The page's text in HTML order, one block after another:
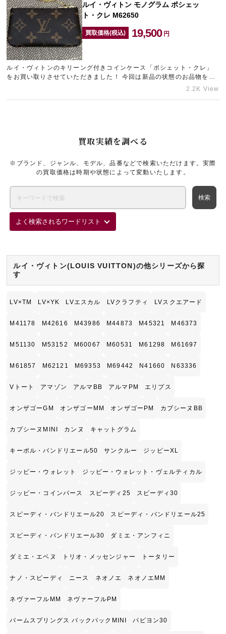
買取実績を調べる
※ブランド、ジャンル、モデル、品番などで検索いただけます。実際
の買取価格は時期や状態によって変動いたします。
よく検索されるワードリスト
ルイ・ヴィトン(LOUIS VUITTON)の他シリーズから探
す
LV×TM LV×YK LVエスカル LVクラフティ LVスクエアード
M41178 M42616 M43986 M44873 M45321 M46373
M51130 M53152 M60067 M60531 M61298 M61697
M61857 M62121 M69353 M69442 N41660 N63336
Vトート アマゾン アルマBB アルマPM エリプス
オンザゴーGM オンザゴーMM オンザゴーPM カプシーヌBB
カプシーヌMINI カンヌ キャットグラム
キーポル・バンドリエール50 サンクルー ジッピーXL
ジッピー・ウォレット ジッピー・ウォレット・ヴェルティカル
ジッピー・コインパース スピーディ25 スピーディ30
スピーディ・バンドリエール20 スピーディ・バンドリエール25
スピーディ・バンドリエール30 ダミエ・アンフィニ
ダミエ・エベヌ トリオ・メッセンジャー トータリー
ナノ・スピーディ ニース ネオノエ ネオノエMM
ネヴァーフルMM ネヴァーフルPM
バームスプリングス バックパックMINI パピヨン30
ルイ・ヴィトン モノグラム ポシェッ
ト・クレ M62650
買取価格(税込) 19,500 円
ルイ・ヴィトンのキリーング付きコインケース「ポシェット・クレ」
をお買い取りさせていただきました！ 今回は新品の状態のお品物をお
持ち込みいただけましたので定価税抜掛け率88.6%と高掛け率のお値
2.2K View